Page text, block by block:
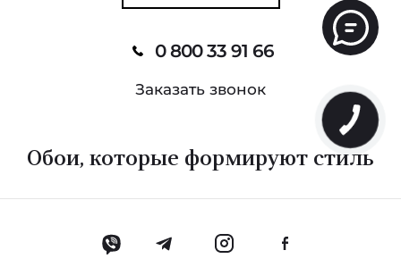
0 800 33 91 66
Заказать звонок
Обои, которые формируют стиль